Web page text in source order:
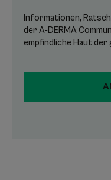
Informationen,
der A-DERMA
empfindliche Haut der